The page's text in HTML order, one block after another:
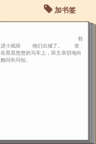
加书签
初
进小戏班 他们出城了。 坐
在晃晃悠悠的马车上，班主亲切地向
她问长问短。